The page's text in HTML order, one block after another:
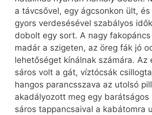
a távcsővel, egy ágcsonkon ült,
gyors verdesésével szabályos
dobolt egy sort. A nagy fakopáncs
madár a szigeten, az öreg fák jó
lehetőséget kínálnak számára. Az
sáros volt a gát, víztócsák
hangos parancsszava az utolsó
akadályozott meg egy barátságos
sáros tappancsaival a kabátomra